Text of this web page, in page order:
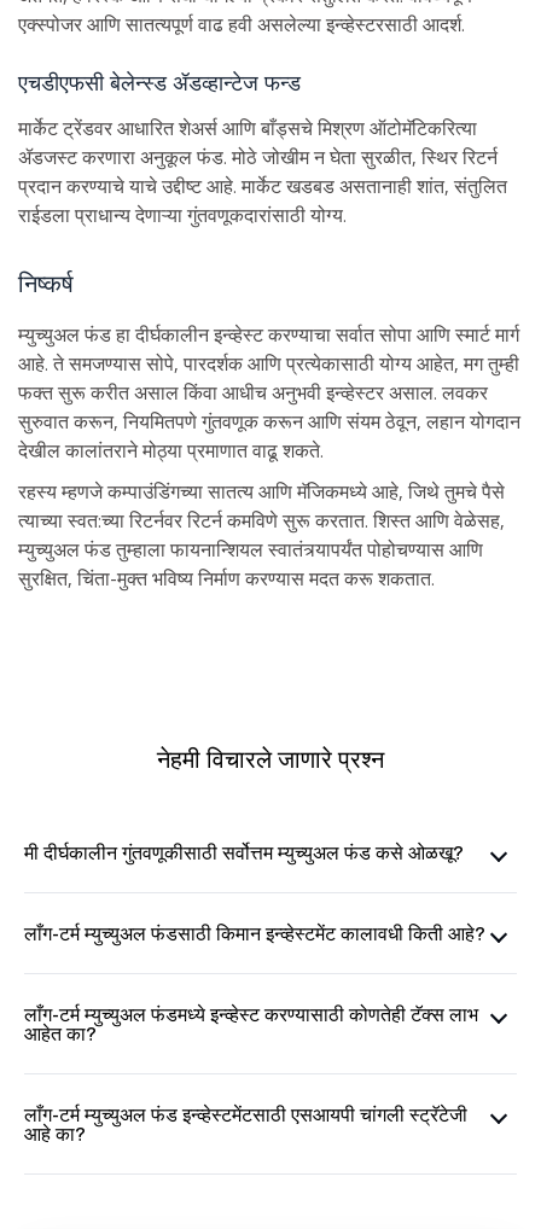
एक्स्पोजर आणि सातत्यपूर्ण वाढ हवी असलेल्या इन्व्हेस्टरसाठी आदर्श.
एचडीएफसी बेलेन्स्ड ॲडव्हान्टेज फन्ड
मार्केट ट्रेंडवर आधारित शेअर्स आणि बाँड्सचे मिश्रण ऑटोमॅटिकरित्या
ॲडजस्ट करणारा अनुकूल फंड. मोठे जोखीम न घेता सुरळीत, स्थिर रिटर्न
प्रदान करण्याचे याचे उद्दीष्ट आहे. मार्केट खडबड असतानाही शांत, संतुलित
राईडला प्राधान्य देणाऱ्या गुंतवणूकदारांसाठी योग्य.
निष्कर्ष
म्युच्युअल फंड हा दीर्घकालीन इन्व्हेस्ट करण्याचा सर्वात सोपा आणि स्मार्ट मार्ग
आहे. ते समजण्यास सोपे, पारदर्शक आणि प्रत्येकासाठी योग्य आहेत, मग तुम्ही
फक्त सुरू करीत असाल किंवा आधीच अनुभवी इन्व्हेस्टर असाल. लवकर
सुरुवात करून, नियमितपणे गुंतवणूक करून आणि संयम ठेवून, लहान योगदान
देखील कालांतराने मोठ्या प्रमाणात वाढू शकते.
रहस्य म्हणजे कम्पाउंडिंगच्या सातत्य आणि मॅजिकमध्ये आहे, जिथे तुमचे पैसे
त्याच्या स्वत:च्या रिटर्नवर रिटर्न कमविणे सुरू करतात. शिस्त आणि वेळेसह,
म्युच्युअल फंड तुम्हाला फायनान्शियल स्वातंत्र्यापर्यंत पोहोचण्यास आणि
सुरक्षित, चिंता-मुक्त भविष्य निर्माण करण्यास मदत करू शकतात.
नेहमी विचारले जाणारे प्रश्न
मी दीर्घकालीन गुंतवणूकीसाठी सर्वोत्तम म्युच्युअल फंड कसे ओळखू?
लाँग-टर्म म्युच्युअल फंडसाठी किमान इन्व्हेस्टमेंट कालावधी किती आहे?
लाँग-टर्म म्युच्युअल फंडमध्ये इन्व्हेस्ट करण्यासाठी कोणतेही टॅक्स लाभ
आहेत का?
लाँग-टर्म म्युच्युअल फंड इन्व्हेस्टमेंटसाठी एसआयपी चांगली स्ट्रॅटेजी
आहे का?